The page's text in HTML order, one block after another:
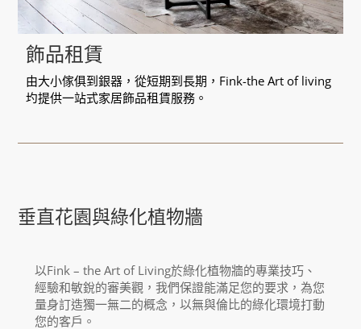
飾品租賃
由大小傢俱到銀器，從短期到長期，Fink-the Art of living
圴提供一站式家居飾品租賃服務。
垂直花園與綠化植物牆
以Fink – the Art of Living於綠化植物牆的專業技巧、
經驗和敏銳的審美觀，我們保證能滿足您的要求，為您
量身訂造獨一無二的概念，以無與倫比的綠化環境打動
您的客戶。